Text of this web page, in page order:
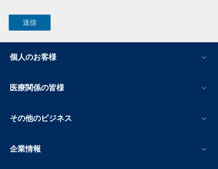
個人のお客様
医療関係の皆様
その他のビジネス
企業情報